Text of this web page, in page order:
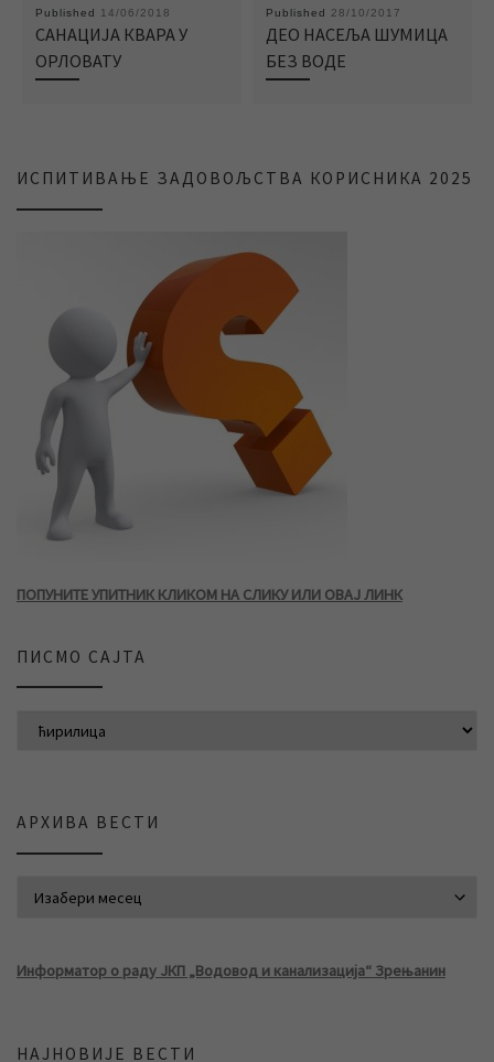
Published 14/06/2018
САНАЦИЈА КВАРА У
ОРЛОВАТУ
Published 28/10/2017
ДЕО НАСЕЉА ШУМИЦА
БЕЗ ВОДЕ
ИСПИТИВАЊЕ ЗАДОВОЉСТВА КОРИСНИКА 2025
ПОПУНИТЕ УПИТНИК КЛИКОМ НА СЛИКУ ИЛИ ОВАЈ ЛИНК
ПИСМО САЈТА
АРХИВА ВЕСТИ
Информатор о раду ЈКП „Водовод и канализација“ Зрењанин
НАЈНОВИЈЕ ВЕСТИ